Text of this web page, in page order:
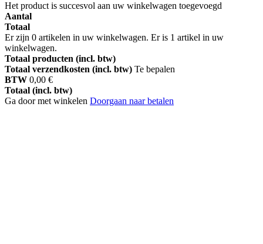
Het product is succesvol aan uw winkelwagen toegevoegd
Aantal
Totaal
Er zijn 0 artikelen in uw winkelwagen. Er is 1 artikel in uw
winkelwagen.
Totaal producten (incl. btw)
Totaal verzendkosten (incl. btw) Te bepalen
BTW 0,00 €
Totaal (incl. btw)
Ga door met winkelen Doorgaan naar betalen